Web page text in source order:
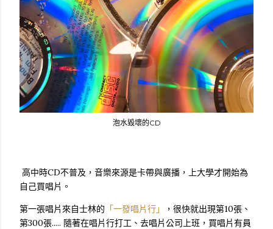
泡水毀壞的CD
高中時CD不普及，音樂來源是卡帶與廣播，上大學才開始為
自己買唱片。
第一張唱片來自士林的 「一發唱片行」
，很快就出現第10張、
第300張..... 隨著在唱片行打工、去唱片公司上班，買唱片有員